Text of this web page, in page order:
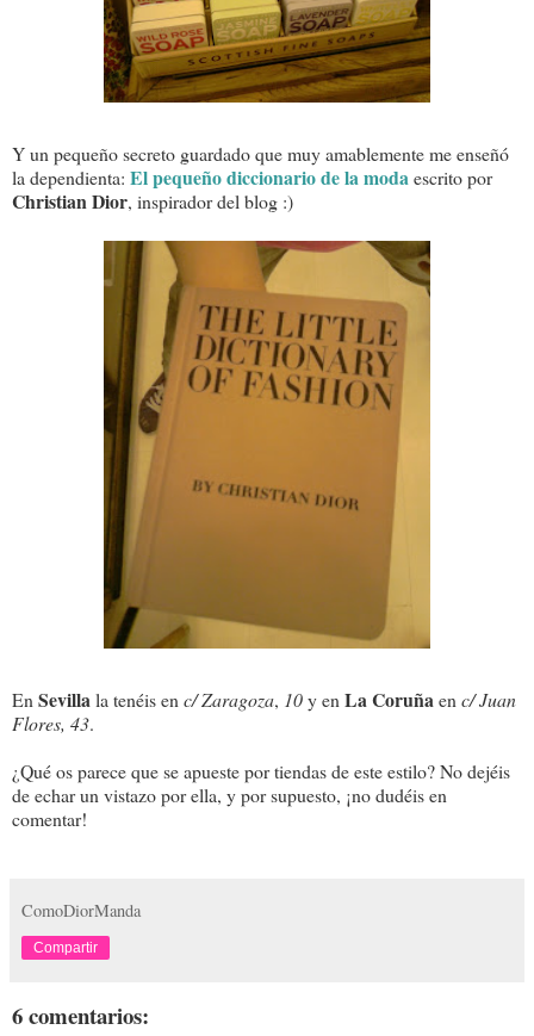
Y un pequeño secreto guardado que muy amablemente me enseñó
la dependienta: El pequeño diccionario de la modaescrito por
Christian Dior, inspirador del blog :)
En Sevillala tenéis en c/ Zaragoza, 10y en La Coruñaen c/ Juan
Flores, 43.
¿Qué os parece que se apueste por tiendas de este estilo? No dejéis
de echar un vistazo por ella, y por supuesto, ¡no dudéis en
comentar!
ComoDiorManda
Compartir
6 comentarios: